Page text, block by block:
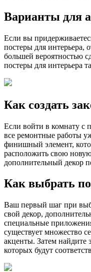
Варианты для
Если вы
постеры для интерьера,
большей вероятностью
постеры для интерьера
Как создать
Если войти в комнату с
все ремонтные работы
финишный элемент,
расположить свою
дополнительный декор
Как выбрать
Ваш первый шаг при
свой декор,
специальные
существует множество
акценты. Затем найдите
которых будут